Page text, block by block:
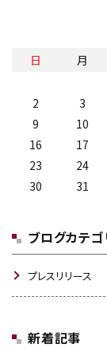
日
月
2
3
9
10
16
17
23
24
30
31
ブログカテゴ
プレスリリース
新着記事